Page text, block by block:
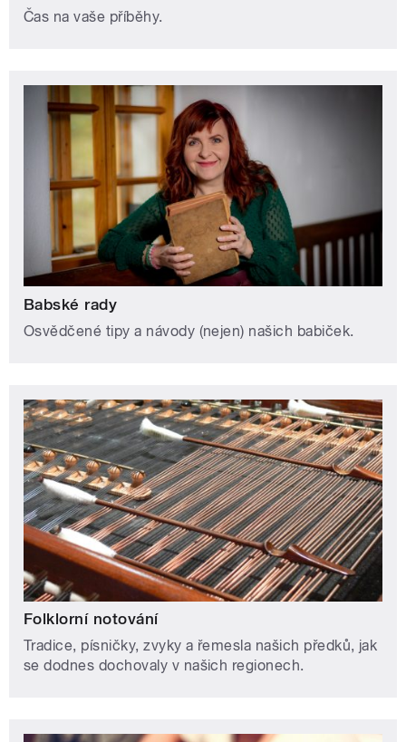
Čas na vaše příběhy.
Babské rady
Osvědčené tipy a návody (nejen) našich babiček.
Folklorní notování
Tradice, písničky, zvyky a řemesla našich předků, jak
se dodnes dochovaly v našich regionech.